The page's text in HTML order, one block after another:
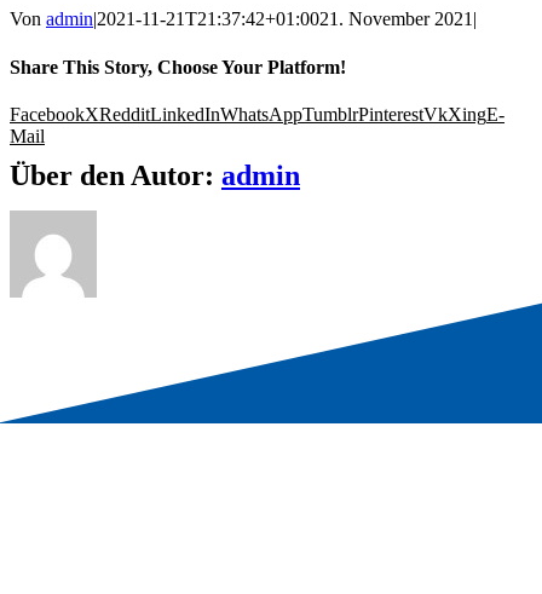
Von admin|2021-11-21T21:37:42+01:0021. November 2021|
Share This Story, Choose Your Platform!
FacebookXRedditLinkedInWhatsAppTumblrPinterestVkXingE-
Mail
Über den Autor: admin